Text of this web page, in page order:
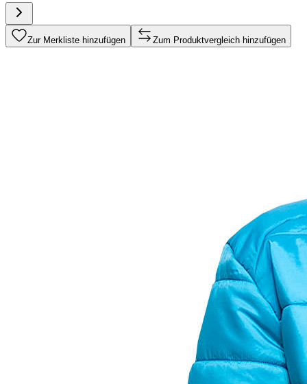
Zur Merkliste hinzufügen Zum Produktvergleich hinzufügen